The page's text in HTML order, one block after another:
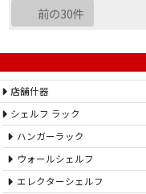
前の30件
店舗什器
シェルフ ラック
ハンガーラック
ウォールシェルフ
エレクターシェルフ